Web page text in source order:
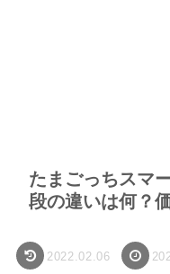
たまごっちスマ
段の違いは何？
2022.02.06